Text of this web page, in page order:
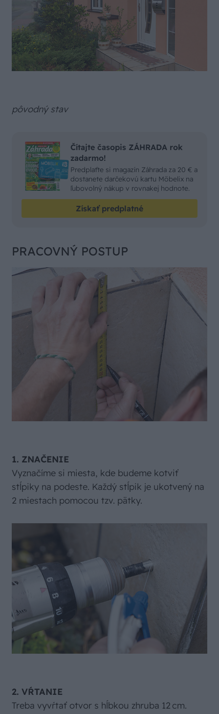
pôvodný stav
Čítajte časopis ZÁHRADA rok
zadarmo!
Predplaťte si magazín Záhrada za 20 € a
dostanete darčekovú kartu Möbelix na
ľubovolný nákup v rovnakej hodnote.
Získať predplatné
PRACOVNÝ POSTUP
1. ZNAČENIE
Vyznačíme si miesta, kde budeme kotviť
stĺpiky na podeste. Každý stĺpik je ukotvený na
2 miestach pomocou tzv. pätky.
2. VŔTANIE
Treba vyvŕtať otvor s hĺbkou zhruba 12 cm.